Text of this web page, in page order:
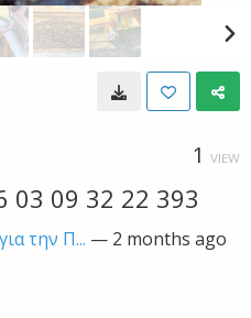
1 VIEW
03 09 32 22 393
την Π... — 2 months ago